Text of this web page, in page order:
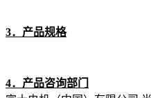
3． 产品规格
4． 产品咨询部门